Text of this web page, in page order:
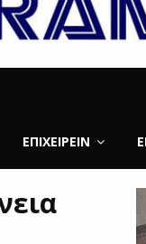
ΕΠΙΧΕΙΡΕΙΝ